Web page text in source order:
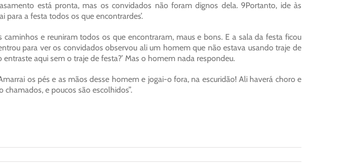
está pronta, mas os convidados não foram dignos dela. 9Portanto, ide às
a festa todos os que encontrardes’.
caminhos e reuniram todos os que encontraram, maus e bons. E a sala da festa ficou
para ver os convidados observou ali um homem que não estava usando traje de
entraste aqui sem o traje de festa?’ Mas o homem nada respondeu.
os pés e as mãos desse homem e jogai-o fora, na escuridão! Ali haverá choro e
chamados, e poucos são escolhidos”.